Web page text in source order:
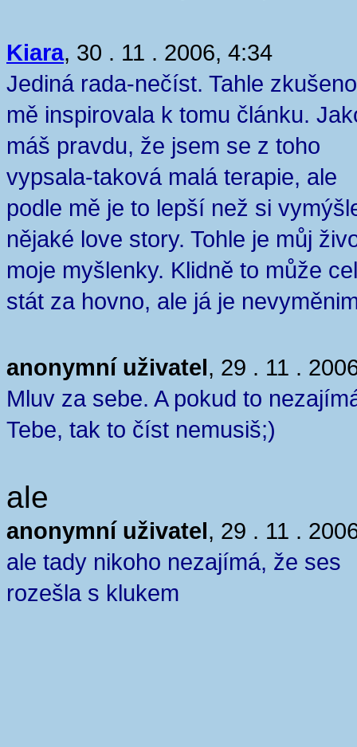
Kiara, 30 . 11 . 2006, 4:34
Jediná rada-nečíst. Tahle
mě inspirovala k tomu článku.
máš pravdu, že jsem se z toho
vypsala-taková malá terapie, ale
podle mě je to lepší než si
nějaké love story. Tohle je můj
moje myšlenky. Klidně to může
stát za hovno, ale já je
anonymní uživatel, 29 . 11 .
Mluv za sebe. A pokud to
Tebe, tak to číst nemusiš;)
ale
anonymní uživatel, 29 . 11 .
ale tady nikoho nezajímá, že ses
rozešla s klukem